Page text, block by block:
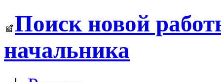
Поиск новой
начальника